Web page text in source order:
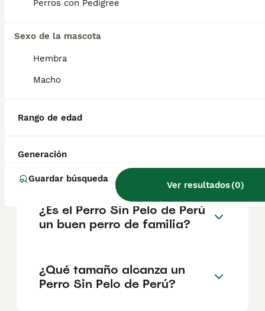
Perros con Pedigree
Sexo de la mascota
Hembra
Macho
Rango de edad
Generación
Guardar búsqueda
Ver resultados(0)
Nacional según Resolución Ministerial N°
¿Cuánto cuesta un perro
peruano en España?
¿Es el Perro Sin Pelo de Perú
un buen perro de familia?
¿Qué tamaño alcanza un
Perro Sin Pelo de Perú?